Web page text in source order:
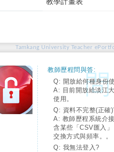
Tamkang University Teacher
教師歷程問與答:
Q: 開放給何種身份
A: 目前開放給淡江
使用。
Q: 資料不完整(正確
A: 教師歷程系統介
含某些「CSV匯入
交換方式與頻率。。
Q: 我無法登入?